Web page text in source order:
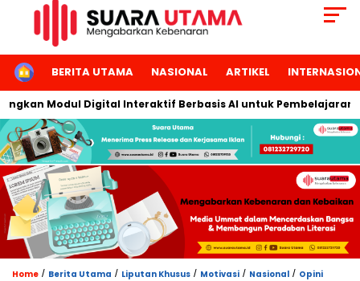
HOMEBERITA UTAMA NASIONAL ARTIKEL
Modul Digital Interaktif Berbasis AI untuk Pembelajaran
Home / Berita Utama / Liputan Khusus / Motivasi / Nasional / Opini